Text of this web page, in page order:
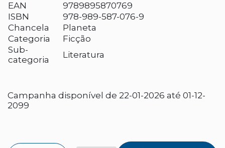
EAN
9789895870769
ISBN
978-989-587-076-9
Chancela
Planeta
Categoria
Ficção
Sub-
categoria
Literatura
Campanha disponível de 22-01-2026 até 01-12-
2099